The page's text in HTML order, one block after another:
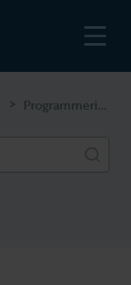
> Programmering